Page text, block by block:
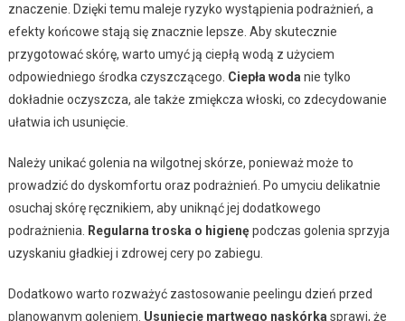
znaczenie. Dzięki temu maleje ryzyko wystąpienia podrażnień, a
efekty końcowe stają się znacznie lepsze. Aby skutecznie
przygotować skórę, warto umyć ją ciepłą wodą z użyciem
odpowiedniego środka czyszczącego. Ciepła woda nie tylko
dokładnie oczyszcza, ale także zmiękcza włoski, co zdecydowanie
ułatwia ich usunięcie.
Należy unikać golenia na wilgotnej skórze, ponieważ może to
prowadzić do dyskomfortu oraz podrażnień. Po umyciu delikatnie
osuchaj skórę ręcznikiem, aby uniknąć jej dodatkowego
podrażnienia.
Regularna troska o higienępodczas golenia sprzyja
uzyskaniu gładkiej i zdrowej cery po zabiegu.
Dodatkowo warto rozważyć zastosowanie peelingu dzień przed
planowanym goleniem. Usunięcie martwego naskórka sprawi, że